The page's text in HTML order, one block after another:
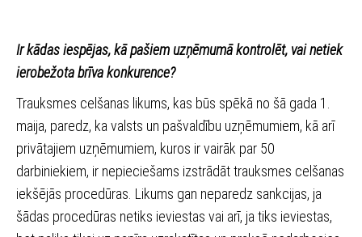
Ir kādas iespējas, kā pašiem uzņēmumā kontrolēt, vai netiek
ierobežota brīva konkurence?
Trauksmes celšanas likums, kas būs spēkā no šā gada 1.
maija, paredz, ka valsts un pašvaldību uzņēmumiem, kā arī
privātajiem uzņēmumiem, kuros ir vairāk par 50
darbiniekiem, ir nepieciešams izstrādāt trauksmes celšanas
iekšējās procedūras. Likums gan neparedz sankcijas, ja
šādas procedūras netiks ieviestas vai arī, ja tiks ieviestas,